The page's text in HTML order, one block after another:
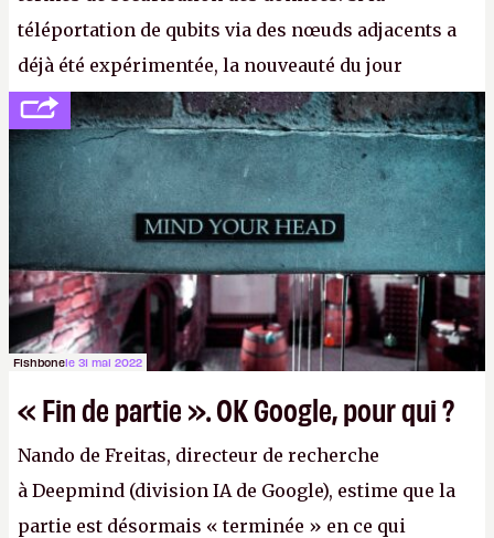
téléportation de qubits via des nœuds adjacents a
déjà été expérimentée, la nouveauté du jour
concerne le recours à des nœuds distants, pour ne
pas dire un réseau quantique multimédia interactif
(avec l’option Péritel). (
http://cpc.cx/AH432N4
Crédit photo : QuTech / Nature)
Fishbonele 31 mai 2022
« Fin de partie ». OK Google, pour qui ?
Nando de Freitas, directeur de recherche
à Deepmind (division IA de Google), estime que la
partie est désormais « terminée » en ce qui